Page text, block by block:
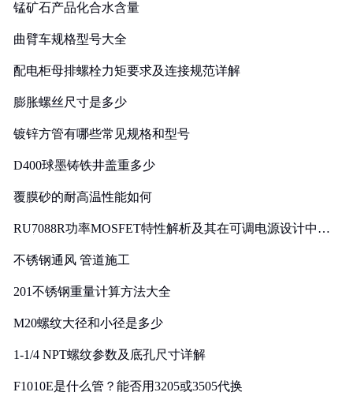
锰矿石产品化合水含量
曲臂车规格型号大全
配电柜母排螺栓力矩要求及连接规范详解
膨胀螺丝尺寸是多少
镀锌方管有哪些常见规格和型号
D400球墨铸铁井盖重多少
覆膜砂的耐高温性能如何
RU7088R功率MOSFET特性解析及其在可调电源设计中的
不锈钢通风 管道施工
201不锈钢重量计算方法大全
M20螺纹大径和小径是多少
1-1/4 NPT螺纹参数及底孔尺寸详解
F1010E是什么管？能否用3205或3505代换